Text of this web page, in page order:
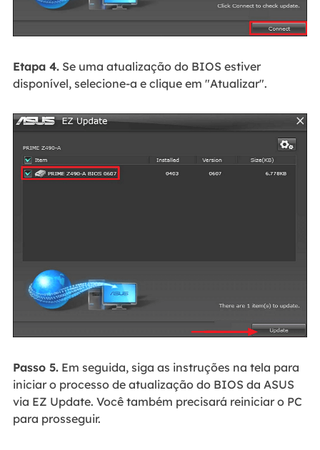
Etapa 4.Se uma atualização do BIOS estiver
disponível, selecione-a e clique em "Atualizar".
Passo 5.Em seguida, siga as instruções na tela para
iniciar o processo de atualização do BIOS da ASUS
via EZ Update. Você também precisará reiniciar o PC
para prosseguir.